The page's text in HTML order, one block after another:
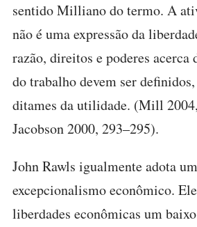
sentido Milliano do termo. A
não é uma expressão da
razão, direitos e poderes acerca
do trabalho devem ser
ditames da utilidade. (Mill
Jacobson 2000, 293–295).
John Rawls igualmente adota
excepcionalismo econômico.
liberdades econômicas um